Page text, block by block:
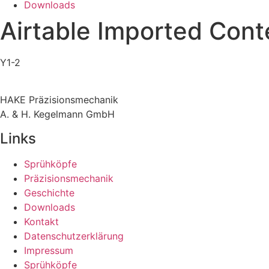
Downloads
Airtable Imported
Y1-2
HAKE Präzisionsmechanik
A. & H. Kegelmann GmbH
Links
Sprühköpfe
Präzisionsmechanik
Geschichte
Downloads
Kontakt
Datenschutzerklärung
Impressum
Sprühköpfe